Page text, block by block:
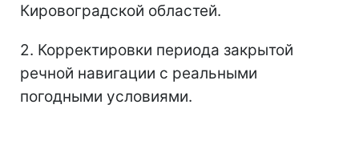
Кировоградской областей.
2. Корректировки периода закрытой
речной навигации с реальными
погодными условиями.